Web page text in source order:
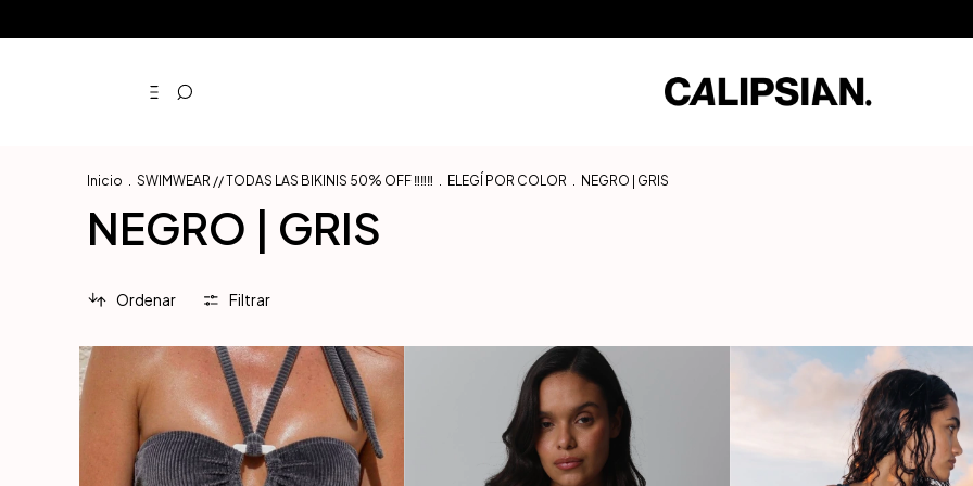
Inicio . SWIMWEAR // TODAS LAS BIKINIS 50% OFF ‼️‼️‼️ . ELEGÍ POR COLOR . NEGRO | GRIS
NEGRO | GRIS
Ordenar Filtrar